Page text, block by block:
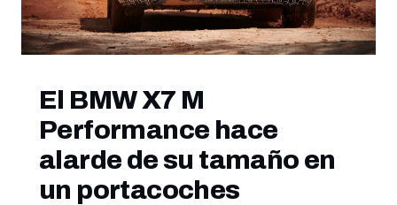
El BMW X7 M
Performance hace
alarde de su tamaño en
un portacoches